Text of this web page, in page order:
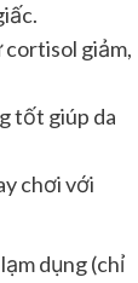
cortisol giảm,
tốt giúp da
chơi với
dụng (chỉ